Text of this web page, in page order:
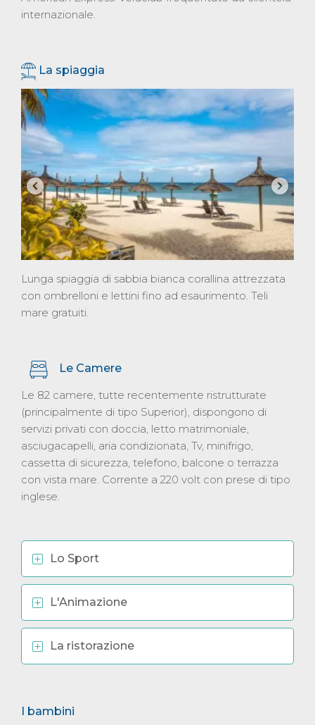
internazionale.
La spiaggia
Lunga spiaggia di sabbia bianca corallina attrezzata
con ombrelloni e lettini fino ad esaurimento. Teli
mare gratuiti.
Le Camere
Le 82 camere, tutte recentemente ristrutturate
(principalmente di tipo Superior), dispongono di
servizi privati con doccia, letto matrimoniale,
asciugacapelli, aria condizionata, Tv, minifrigo,
cassetta di sicurezza, telefono, balcone o terrazza
con vista mare. Corrente a 220 volt con prese di tipo
inglese.
Lo Sport
L'Animazione
La ristorazione
I bambini